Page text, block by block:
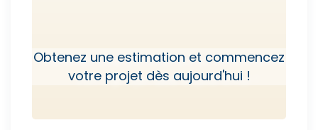
Obtenez une estimation et commencez
votre projet dès aujourd'hui !